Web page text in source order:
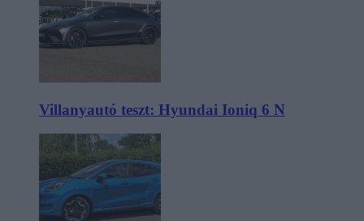
Villanyautó teszt: Hyundai Ioniq 6 N